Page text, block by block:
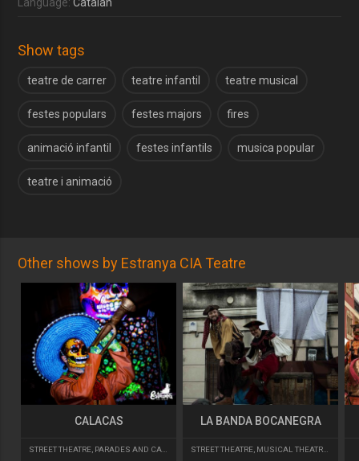
Show tags
teatre de carrer teatre infantil teatre musical
festes populars festes majors fires
animació infantil festes infantils musica popular
teatre i animació
Other shows by Estranya CIA Teatre
CALACAS
STREET THEATRE, PARADES AND CAVALCADES
LA BANDA BOCANEGRA
STREET THEATRE, MUSICAL THEATRE